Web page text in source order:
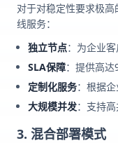
对于对稳定性要求极
线服务：
独立节点：为企业
SLA保障：提供高
定制化服务：根据
大规模并发：支持
3. 混合部署模式